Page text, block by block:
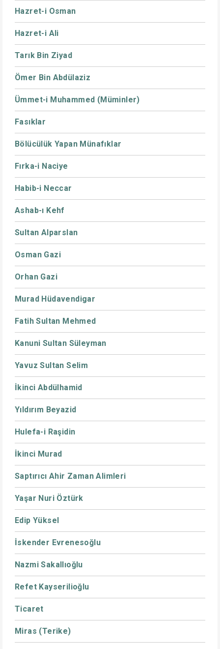
Hazret-i Osman
Hazret-i Ali
Tarık Bin Ziyad
Ömer Bin Abdülaziz
Ümmet-i Muhammed (Müminler)
Fasıklar
Bölücülük Yapan Münafıklar
Fırka-i Naciye
Habib-i Neccar
Ashab-ı Kehf
Sultan Alparslan
Osman Gazi
Orhan Gazi
Murad Hüdavendigar
Fatih Sultan Mehmed
Kanuni Sultan Süleyman
Yavuz Sultan Selim
İkinci Abdülhamid
Yıldırım Beyazid
Hulefa-i Raşidin
İkinci Murad
Saptırıcı Ahir Zaman Alimleri
Yaşar Nuri Öztürk
Edip Yüksel
İskender Evrenesoğlu
Nazmi Sakallıoğlu
Refet Kayserilioğlu
Ticaret
Miras (Terike)